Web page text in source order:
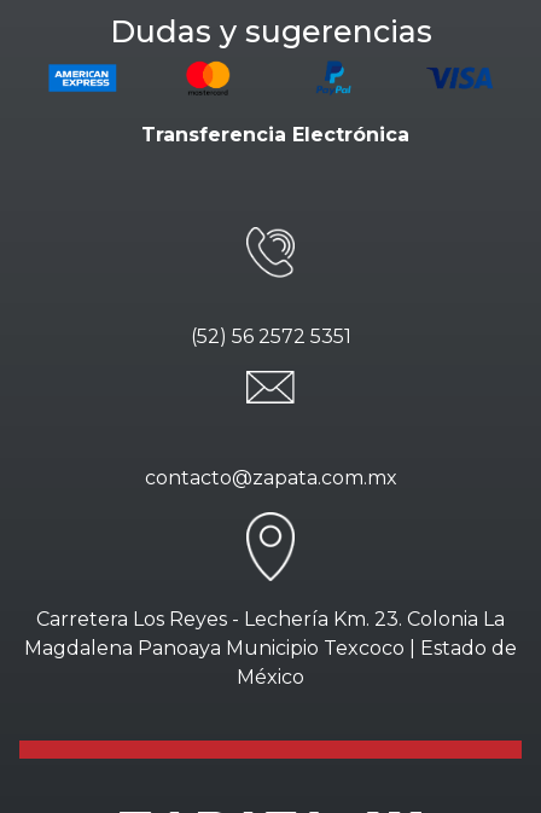
Dudas y sugerencias
Transferencia Electrónica
(52) 56 2572 5351
contacto@zapata.com.mx
Carretera Los Reyes - Lechería Km. 23. Colonia La
Magdalena Panoaya Municipio Texcoco | Estado de
México